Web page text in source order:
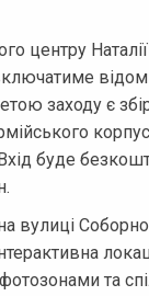
центру
відомі
заходу є
буде
вулиці
та